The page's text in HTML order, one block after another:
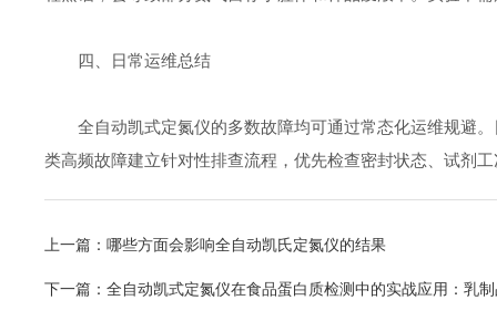
四、日常运维总结
全自动凯式定氮仪的多数故障均可通过常态化运维规避。
类高频故障建立针对性排查流程，优先检查密封状态、试剂
上一篇： 哪些方面会影响全自动凯氏定氮仪的结果
下一篇： 全自动凯式定氮仪在食品蛋白质检测中的实战应用：乳